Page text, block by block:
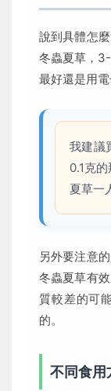
說到具體怎
冬蟲夏草，
最好還是用電
我建議
0.1克
夏草一
另外要注意
冬蟲夏草有
質較差的可
的。
不同食用